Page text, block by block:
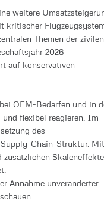
weitere
kritischer
Themen der zivilen
2026
auf konservativen
OEM-Bedarfen und in
flexibel reagieren. Im
des
Supply-Chain-Struktur. Mit
Annahme unveränderter